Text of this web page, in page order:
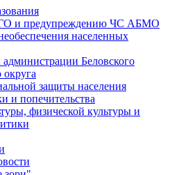
ГО и предупреждению ЧС АБМО
населенных
Беловского
защиты населения
и попечительства
физической культуры и